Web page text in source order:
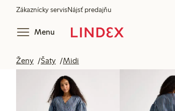
Zákaznícky servisNájsť predajňu
Menu
Ženy Šaty Midi